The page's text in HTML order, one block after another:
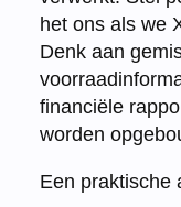
het ons als we
Denk aan
financiële
worden
Een praktische